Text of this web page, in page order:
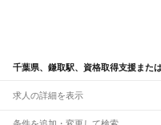
千葉県、鎌取駅、資格取得支援また
求人の詳細を表示